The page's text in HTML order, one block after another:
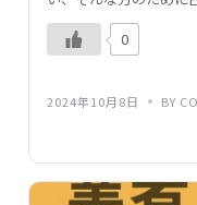
サイクルショップでの
の利用 […]
0
2024年10月8日 BY